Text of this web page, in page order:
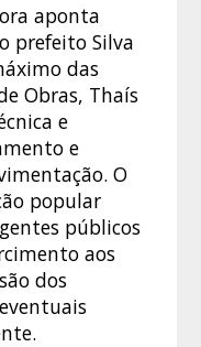
aponta
prefeito Silva
das
Obras, Thaís
e
e
O
popular
públicos
aos
dos